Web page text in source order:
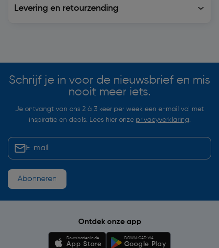
Levering en retourzending
Schrijf je in voor de nieuwsbrief en mis
nooit meer iets.
Je ontvangt van ons 2 à 3 keer per week een e-mail vol met
inspiratie en deals. Lees hier onze privacyverklaring.
Abonneren
Ontdek onze app
Downloaden in de
App Store
DOWNLOAD VIA
Google Play